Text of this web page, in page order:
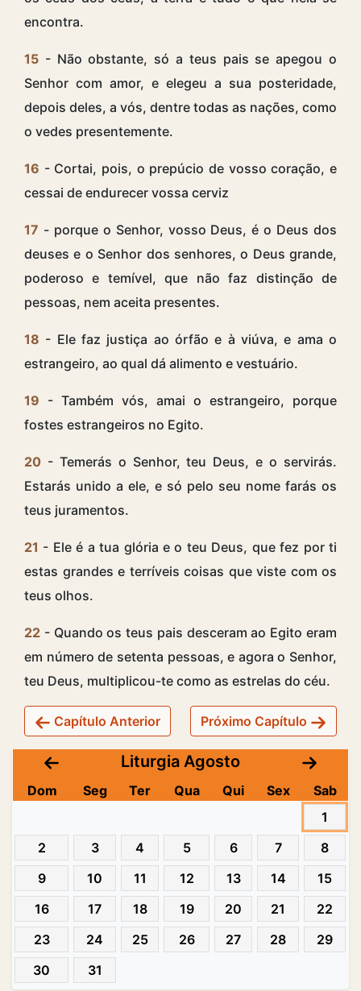
encontra.
15 - Não obstante, só a teus pais se apegou o
Senhor com amor, e elegeu a sua posteridade,
depois deles, a vós, dentre todas as nações, como
o vedes presentemente.
16 - Cortai, pois, o prepúcio de vosso coração, e
cessai de endurecer vossa cerviz
17 - porque o Senhor, vosso Deus, é o Deus dos
deuses e o Senhor dos senhores, o Deus grande,
poderoso e temível, que não faz distinção de
pessoas, nem aceita presentes.
18 - Ele faz justiça ao órfão e à viúva, e ama o
estrangeiro, ao qual dá alimento e vestuário.
19 - Também vós, amai o estrangeiro, porque
fostes estrangeiros no Egito.
20 - Temerás o Senhor, teu Deus, e o servirás.
Estarás unido a ele, e só pelo seu nome farás os
teus juramentos.
21 - Ele é a tua glória e o teu Deus, que fez por ti
estas grandes e terríveis coisas que viste com os
teus olhos.
22 - Quando os teus pais desceram ao Egito eram
em número de setenta pessoas, e agora o Senhor,
teu Deus, multiplicou-te como as estrelas do céu.
Capítulo Anterior Próximo Capítulo
Liturgia Agosto
Dom Seg Ter Qua Qui Sex
Sab
1
2
3 4 5 6 7
8
9
10 11 12 13 14
15
16
17 18 19 20 21
22
23
24 25 26 27 28
29
30
31